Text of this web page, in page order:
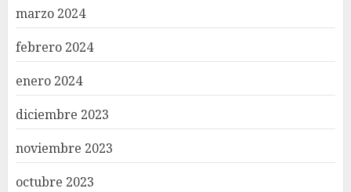
marzo 2024
febrero 2024
enero 2024
diciembre 2023
noviembre 2023
octubre 2023